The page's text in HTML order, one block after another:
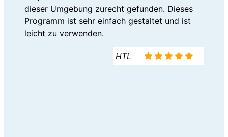
dieser Umgebung zurecht gefunden. Dieses
Programm ist sehr einfach gestaltet und ist
leicht zu verwenden.
HTL